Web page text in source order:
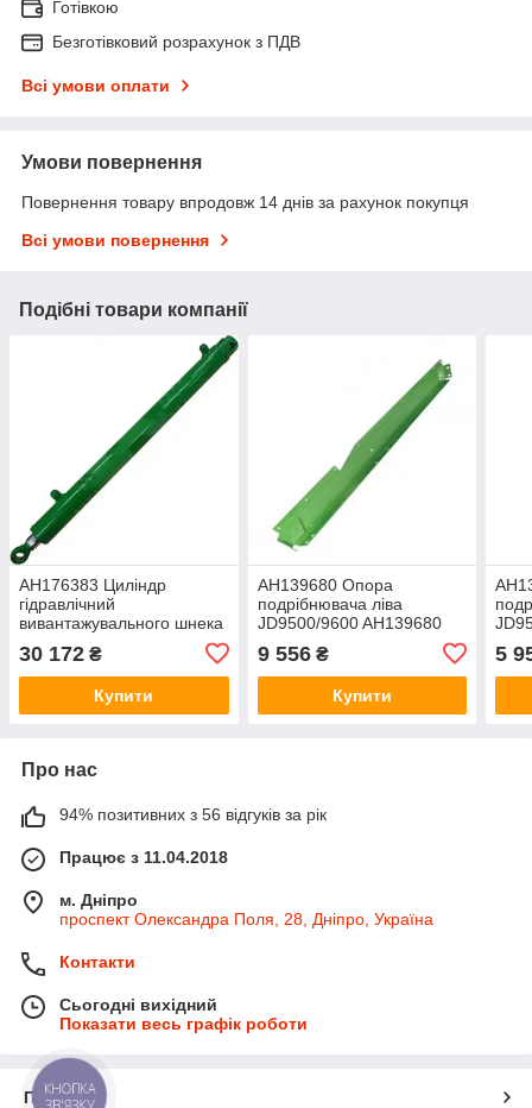
Готівкою
Безготівковий розрахунок з ПДВ
Всі умови оплати
Умови повернення
Повернення товару впродовж 14 днів за рахунок покупця
Всі умови повернення
Подібні товари компанії
AH176383 Циліндр
гідравлічний
вивантажувального шнека
(AH145030) JD9500/9600
AH176383
30 172 ₴
Купити
AH139680 Опора
подрібнювача ліва
JD9500/9600 AH139680
9 556₴
Купити
5
Про нас
94% позитивних з 56 відгуків за рік
Працює з 11.04.2018
м. Дніпро
проспект Олександра Поля, 28, Дніпро, Україна
Контакти
Сьогодні вихідний
Показати весь графік роботи
Про нас
КНОПКА